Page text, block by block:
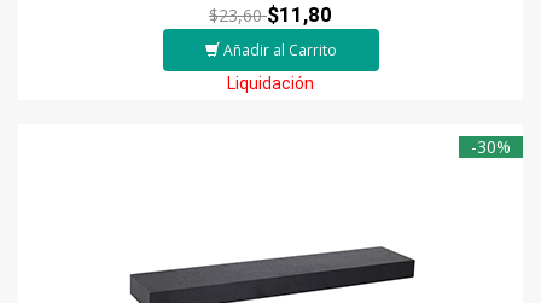
$23,60$11,80
Añadir al Carrito
Liquidación
-30%